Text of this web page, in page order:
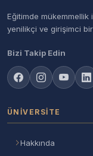
Eğitimde
yenilikçi ve girişimci
Bizi Takip Edin
ÜNIVERSITE
Hakkında